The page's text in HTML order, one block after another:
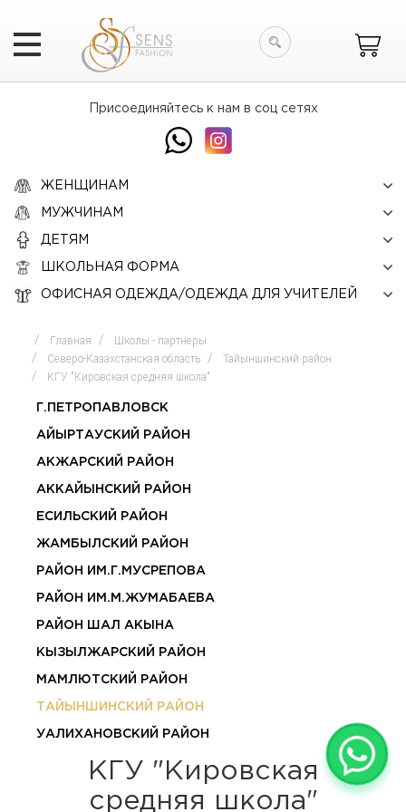
Искать
Присоединяйтесь к нам в соц сетях
ЖЕНЩИНАМ
МУЖЧИНАМ
ДЕТЯМ
ШКОЛЬНАЯ ФОРМА
ОФИСНАЯ ОДЕЖДА/ОДЕЖДА ДЛЯ УЧИТЕЛЕЙ
Главная
Школы - партнеры
Северо-Казахстанская область
Тайыншинский район
КГУ "Кировская средняя школа"
Г.ПЕТРОПАВЛОВСК
АЙЫРТАУСКИЙ РАЙОН
АКЖАРСКИЙ РАЙОН
АККАЙЫНСКИЙ РАЙОН
ЕСИЛЬСКИЙ РАЙОН
ЖАМБЫЛСКИЙ РАЙОН
РАЙОН ИМ.Г.МУСРЕПОВА
РАЙОН ИМ.М.ЖУМАБАЕВА
РАЙОН ШАЛ АКЫНА
КЫЗЫЛЖАРСКИЙ РАЙОН
МАМЛЮТСКИЙ РАЙОН
ТАЙЫНШИНСКИЙ РАЙОН
УАЛИХАНОВСКИЙ РАЙОН
КГУ "Кировская
средняя школа"